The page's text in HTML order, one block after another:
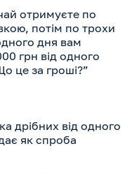
отримуєте по
потім по трохи
дня вам
грн від одного
це за гроші?”
дрібних від одного
як спроба